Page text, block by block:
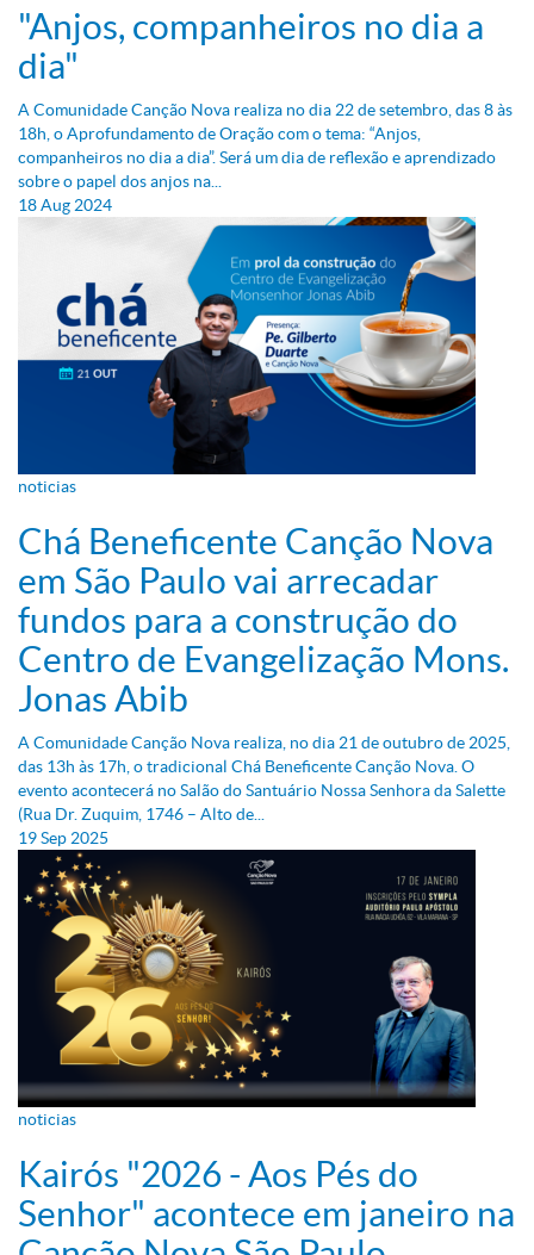
"Anjos, companheiros no dia a
dia"
A Comunidade Canção Nova realiza no dia 22 de setembro, das 8 às
18h, o Aprofundamento de Oração com o tema: “Anjos,
companheiros no dia a dia”. Será um dia de reflexão e aprendizado
sobre o papel dos anjos na...
18Aug 2024
noticias
Chá Beneficente Canção Nova
em São Paulo vai arrecadar
fundos para a construção do
Centro de Evangelização Mons.
Jonas Abib
A Comunidade Canção Nova realiza, no dia 21 de outubro de 2025,
das 13h às 17h, o tradicional Chá Beneficente Canção Nova. O
evento acontecerá no Salão do Santuário Nossa Senhora da Salette
(Rua Dr. Zuquim, 1746 – Alto de...
19Sep 2025
noticias
Kairós "2026 - Aos Pés do
Senhor" acontece em janeiro na